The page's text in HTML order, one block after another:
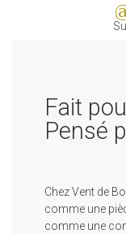
Fait
Pensé
Chez Vent de
comme une
comme une